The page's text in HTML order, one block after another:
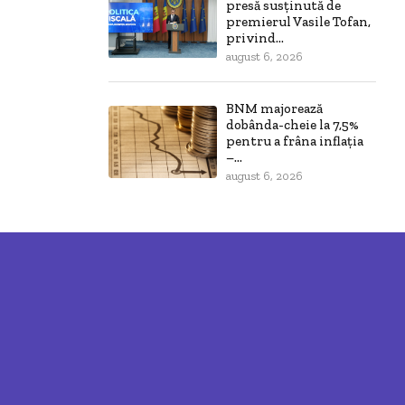
presă susținută de
premierul Vasile Tofan,
privind...
august 6, 2026
BNM majorează
dobânda-cheie la 7,5%
pentru a frâna inflația
–...
august 6, 2026